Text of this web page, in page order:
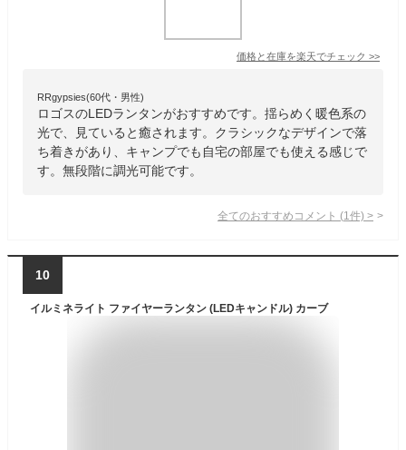
価格と在庫を楽天でチェック >>
RRgypsies(60代・男性)
ロゴスのLEDランタンがおすすめです。揺らめく暖色系の
光で、見ていると癒されます。クラシックなデザインで落
ち着きがあり、キャンプでも自宅の部屋でも使える感じで
す。無段階に調光可能です。
全てのおすすめコメント (1 件) >
10
イルミネライト ファイヤーランタン (LEDキャンドル) カーブ